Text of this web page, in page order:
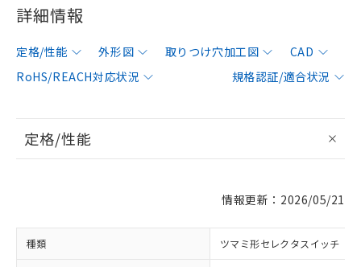
詳細情報
定格/性能 外形図 取りつけ穴加工図
CAD
RoHS/REACH対応状況
規格認証/適合状況
定格/性能
情報更新：2026/05/21
種類 ツマミ形セレクタスイッチ